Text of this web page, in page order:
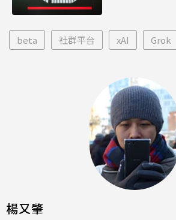
beta 社群平台 xAI Grok
楊又肇